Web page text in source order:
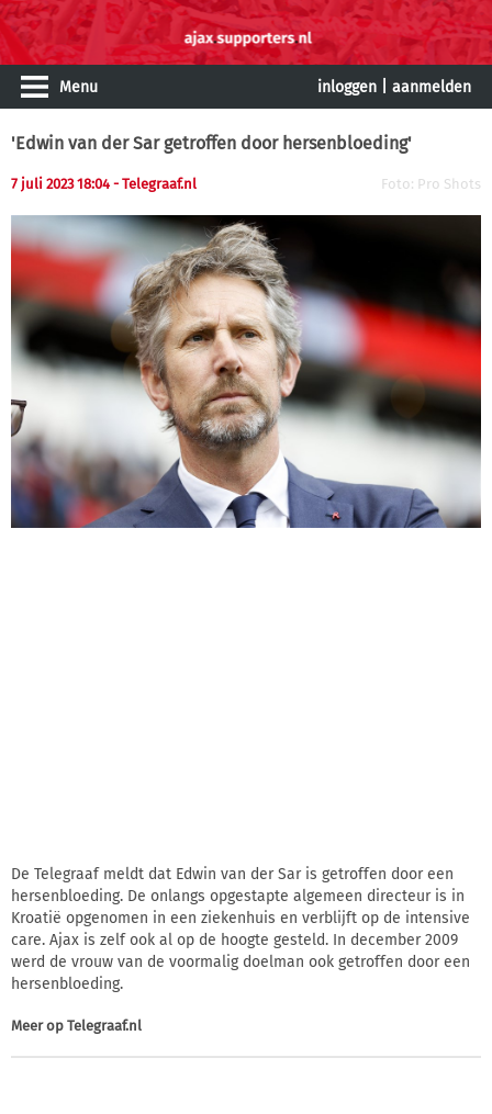
Menu inloggen aanmelden
'Edwin van der Sar getroffen door hersenbloeding'
7 juli 2023 18:04 - Telegraaf.nl Foto: Pro Shots
De Telegraaf meldt dat Edwin van der Sar is getroffen door een
hersenbloeding. De onlangs opgestapte algemeen directeur is in
Kroatië opgenomen in een ziekenhuis en verblijft op de intensive
care. Ajax is zelf ook al op de hoogte gesteld. In december 2009
werd de vrouw van de voormalig doelman ook getroffen door een
hersenbloeding.
Meer op Telegraaf.nl